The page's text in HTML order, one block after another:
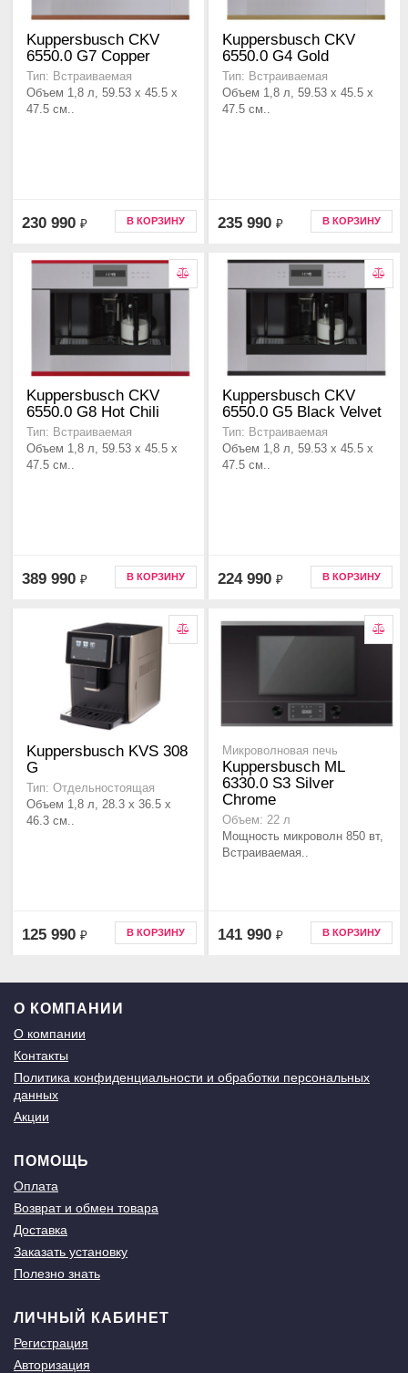
Kuppersbusch CKV
6550.0 G7 Copper
Тип: Встраиваемая
Объем 1,8 л, 59.53 x 45.5 x
47.5 см..
230 990 ₽ В КОРЗИНУ
Kuppersbusch CKV
6550.0 G4 Gold
Тип: Встраиваемая
Объем 1,8 л, 59.53 x 45.5 x
47.5 см..
235 990 ₽ В КОРЗИНУ
Kuppersbusch CKV
6550.0 G8 Hot Chili
Тип: Встраиваемая
Объем 1,8 л, 59.53 x 45.5 x
47.5 см..
389 990 ₽ В КОРЗИНУ
Kuppersbusch CKV
6550.0 G5 Black Velvet
Тип: Встраиваемая
Объем 1,8 л, 59.53 x 45.5 x
47.5 см..
224 990 ₽ В КОРЗИНУ
Kuppersbusch KVS 308
G
Тип: Отдельностоящая
Объем 1,8 л, 28.3 x 36.5 x
46.3 см..
125 990 ₽ В КОРЗИНУ
Микроволновая печь
Kuppersbusch ML
6330.0 S3 Silver
Chrome
Объем: 22 л
Мощность микроволн 850 вт,
Встраиваемая..
141 990 ₽ В КОРЗИНУ
О КОМПАНИИ
О компании
Контакты
Политика конфиденциальности и обработки персональных
данных
Акции
ПОМОЩЬ
Оплата
Возврат и обмен товара
Доставка
Заказать установку
Полезно знать
ЛИЧНЫЙ КАБИНЕТ
Регистрация
Авторизация